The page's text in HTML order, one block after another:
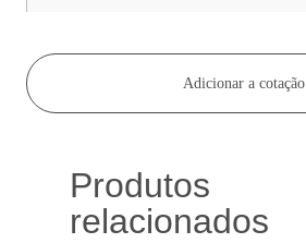
Adicionar a cotação
Produtos
relacionados